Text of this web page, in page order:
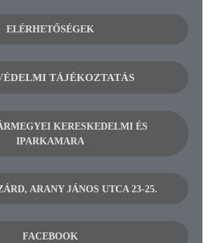
ELÉRHETŐSÉGEK
TÁJÉKOZTATÁS
KERESKEDELMI ÉS
IPARKAMARA
ARANY JÁNOS UTCA 23-25.
FACEBOOK